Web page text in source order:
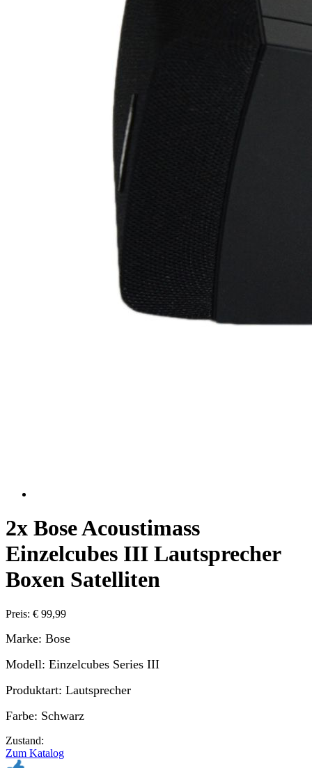
2x Bose Acoustimass
Einzelcubes III Lautsprecher
Boxen Satelliten
Preis: € 99,99
Marke: Bose
Modell: Einzelcubes Series III
Produktart: Lautsprecher
Farbe: Schwarz
Zustand:
Zum Katalog